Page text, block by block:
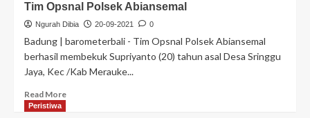
Tim Opsnal Polsek Abiansemal
Ngurah Dibia 20-09-2021 0
Badung | barometerbali - Tim Opsnal Polsek Abiansemal
berhasil membekuk Supriyanto (20) tahun asal Desa Sringgu
Jaya, Kec /Kab Merauke...
Read More
Peristiwa